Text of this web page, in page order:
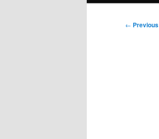
Post
← Previous